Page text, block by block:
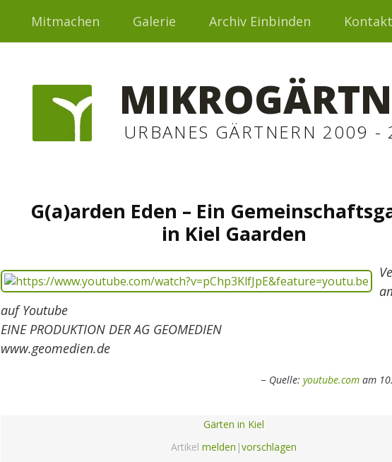
Mitmachen Galerie Archiv Einbinden Kontakt
URBANES GÄRTNERN 2009 -
G(a)arden Eden – Ein
in Kiel Gaarden
auf Youtube
EINE PRODUKTION DER AG GEOMEDIEN
www.geomedien.de
Quelle: youtube.com am
Gärten in Kiel
Artikel melden |vorschlagen